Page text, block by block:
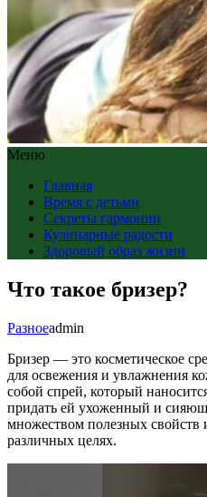
Меню
Главная
Время с детьми
Секреты гармонии
Кулинарные радости
Здоровый образ жизни
Что такое бризер?
Разноеadmin
Бризер — это косметическое
для освежения и увлажнения
собой спрей, который
придать ей ухоженный и
множеством полезных свойств
различных целях.